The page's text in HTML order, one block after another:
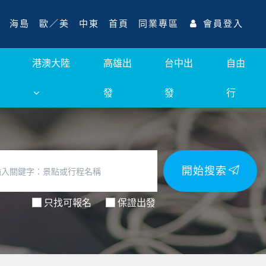
海島 歐／美 中東 首頁 同業專區 會員登入
港澳大陸 高雄出
發
台中出
發
自由
行
只找可報名 保證出發
開始搜索